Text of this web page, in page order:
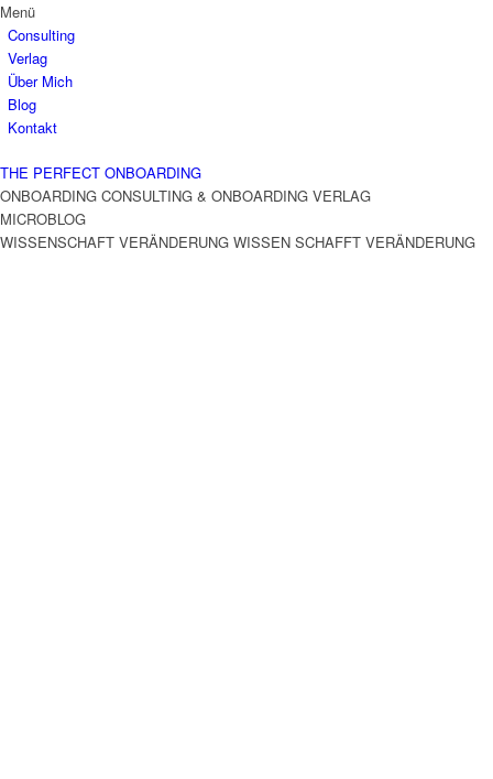
Menü
Consulting
Verlag
Über Mich
Blog
Kontakt
THE PERFECT ONBOARDING
ONBOARDING CONSULTING & ONBOARDING VERLAG
MICROBLOG
WISSENSCHAFT VERÄNDERUNG WISSEN SCHAFFT VERÄNDERUNG